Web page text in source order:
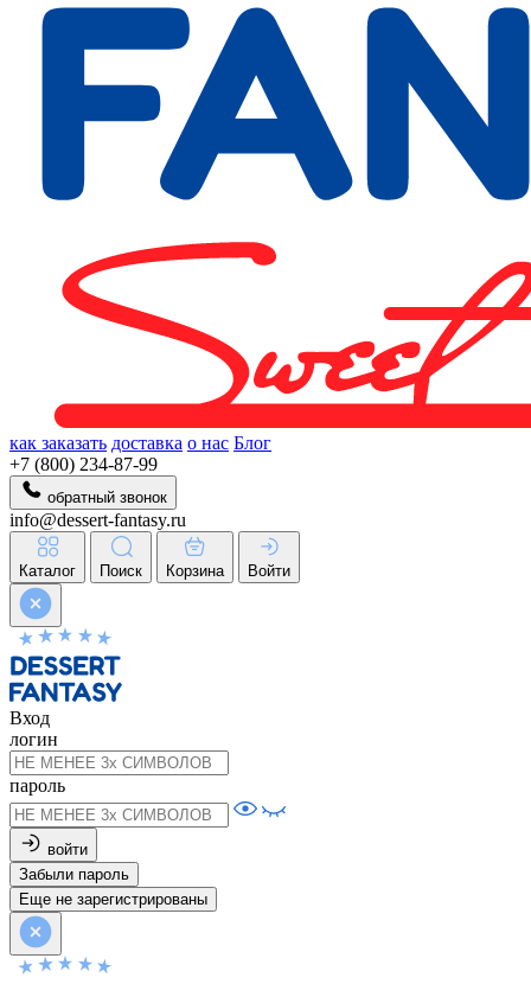
как заказать доставка о нас Блог
+7 (800) 234-87-99
обратный звонок
info@dessert-fantasy.ru
Каталог Поиск Корзина Войти
Вход
логин
пароль
войти
Забыли пароль
Еще не зарегистрированы